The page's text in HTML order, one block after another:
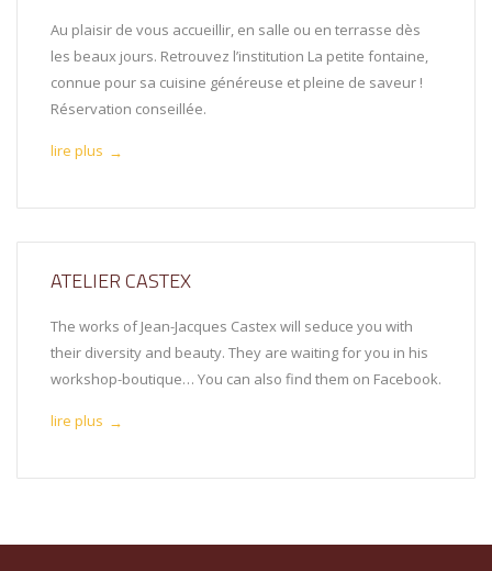
Au plaisir de vous accueillir, en salle ou en terrasse dès
les beaux jours. Retrouvez l’institution La petite fontaine,
connue pour sa cuisine généreuse et pleine de saveur !
Réservation conseillée.
lire plus →
ATELIER CASTEX
The works of Jean-Jacques Castex will seduce you with
their diversity and beauty. They are waiting for you in his
workshop-boutique… You can also find them on Facebook.
lire plus →